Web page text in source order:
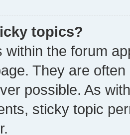
topics?
within the forum
They are
possible. As
sticky topic